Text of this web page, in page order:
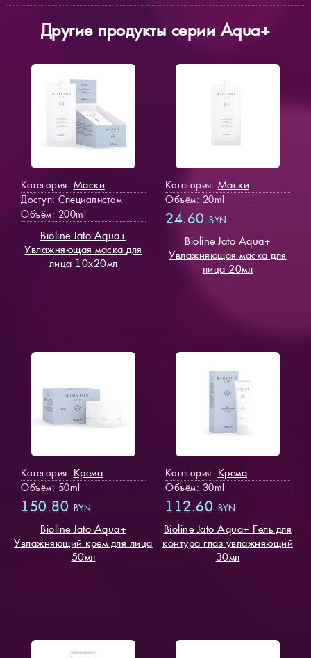
Другие продукты серии Aqua+
Категория: Маски
Доступ: Специалистам
Объём: 200ml
Bioline Jato Aqua+
Увлажняющая маска для
лица 10х20мл
Категория: Маски
Объём: 20ml
24.60 BYN
Bioline Jato Aqua+
Увлажняющая маска для
лица 20мл
Категория: Крема
Объём: 50ml
150.80 BYN
Bioline Jato Aqua+
Увлажняющий крем для лица
50мл
Категория: Крема
Объём: 30ml
112.60 BYN
Bioline Jato Aqua+ Гель для
контура глаз увлажняющий
30мл